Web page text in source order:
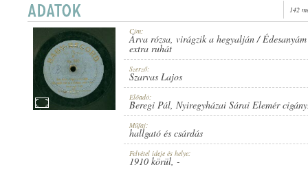
GATTUNG: HALLGATÓ ÉS CSÁRDÁS
1910 KÖRÜL
142
Cím:
Árva rózsa, virágzik a hegyalján / Édesanyám
extra ruhát
Szerző:
Szarvas Lajos
Előadó:
Beregi Pál, Nyiregyházai Sárai Elemér
Műfaj:
hallgató és csárdás
Felvétel ideje és helye:
1910 körül, -